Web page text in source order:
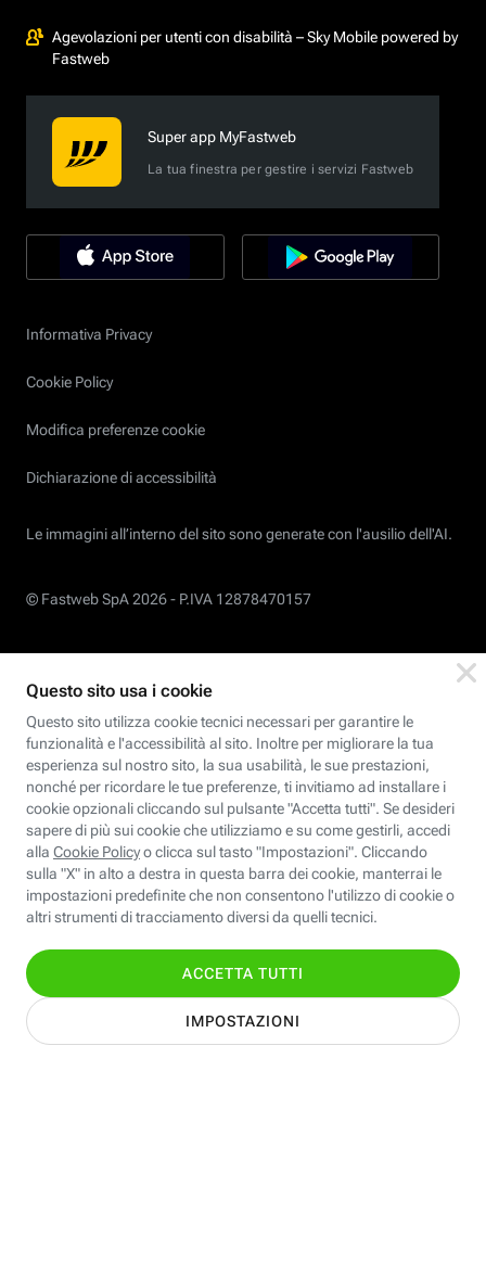
Agevolazioni per utenti con disabilità – Sky Mobile powered by
Fastweb
Super app MyFastweb
La tua finestra per gestire i servizi Fastweb
Informativa Privacy
Cookie Policy
Modifica preferenze cookie
Dichiarazione di accessibilità
Le immagini all’interno del sito sono generate con l'ausilio dell'AI.
© Fastweb SpA 2026 - P.IVA 12878470157